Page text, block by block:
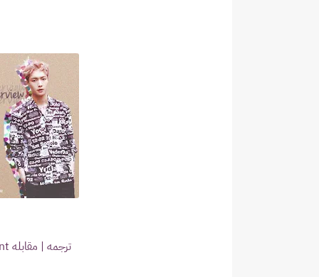
ترجمه | مقابله Tencent مع لاي (Zhang Yixing)